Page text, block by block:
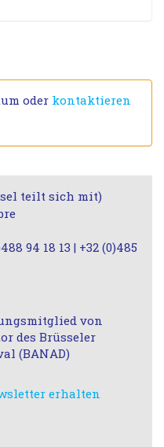
oder kontaktieren
teilt sich mit)
94 18 13 | +32 (0)485
von
des Brüsseler
(BANAD)
erhalten